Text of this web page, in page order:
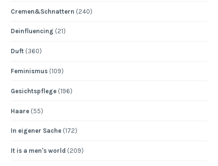
Cremen&Schnattern (240)
Deinfluencing (21)
Duft (360)
Feminismus (109)
Gesichtspflege (196)
Haare (55)
In eigener Sache (172)
It is a men's world (209)